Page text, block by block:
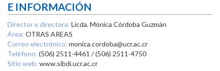
E INFORMACIÓN
Director o directora: Licda. Mónica Córdoba Guzmán
Área: OTRAS AREAS
Correo electrónico: monica.cordoba@ucr.ac.cr
Teléfono: (506) 2511-4461 / (506) 2511-4750
Sitio web: www.sibdi.ucr.ac.cr